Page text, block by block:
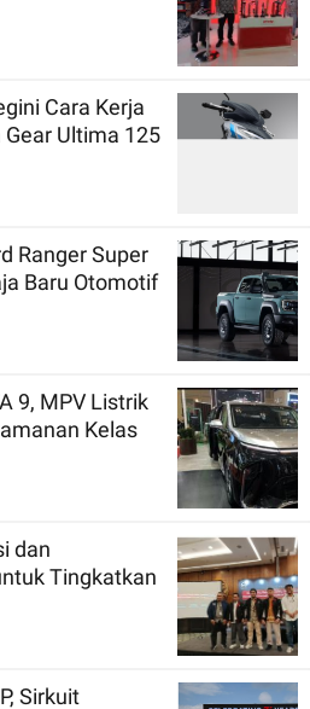
Cara Kerja
Ultima 125
Ranger Super
Baru Otomotif
9, MPV Listrik
Kelas
dan
Tingkatkan
Sirkuit